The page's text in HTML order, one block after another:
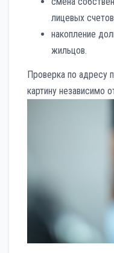
лицевых
накопление
жильцов.
Проверка по адресу
картину независимо